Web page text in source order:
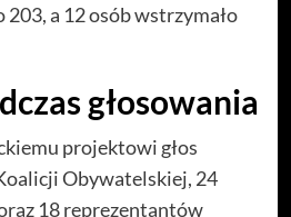
203, a 12 osób wstrzymało
głosowania
projektowi głos
Obywatelskiej, 24
18 reprezentantów